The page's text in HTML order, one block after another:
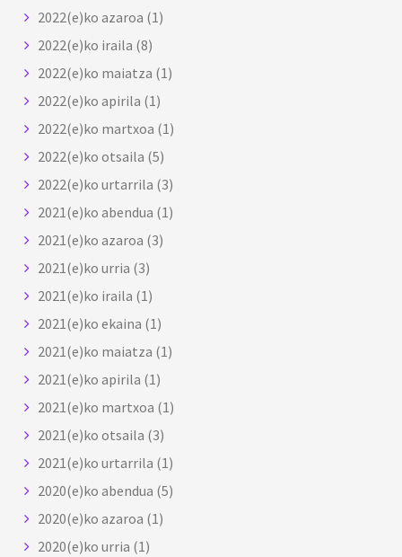
2022(e)ko azaroa (1)
2022(e)ko iraila (8)
2022(e)ko maiatza (1)
2022(e)ko apirila (1)
2022(e)ko martxoa (1)
2022(e)ko otsaila (5)
2022(e)ko urtarrila (3)
2021(e)ko abendua (1)
2021(e)ko azaroa (3)
2021(e)ko urria (3)
2021(e)ko iraila (1)
2021(e)ko ekaina (1)
2021(e)ko maiatza (1)
2021(e)ko apirila (1)
2021(e)ko martxoa (1)
2021(e)ko otsaila (3)
2021(e)ko urtarrila (1)
2020(e)ko abendua (5)
2020(e)ko azaroa (1)
2020(e)ko urria (1)